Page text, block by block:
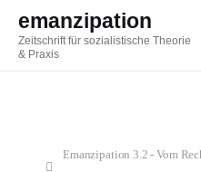
emanzipation
Zeitschrift für sozialistische Theorie
& Praxis
AKTUELLEmanzipation 3.2 - Vom